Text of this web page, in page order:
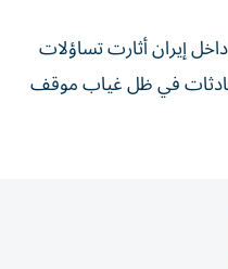
إيران أثارت تساؤلات
في ظل غياب موقف